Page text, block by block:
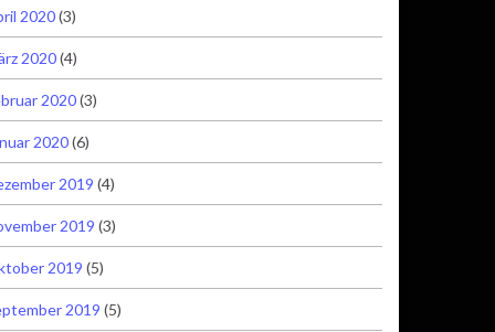
2020(3)
2020(4)
2020(3)
2020(6)
2019 (4)
2019 (3)
2019 (5)
2019 (5)